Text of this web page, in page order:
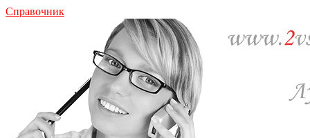
Справочник